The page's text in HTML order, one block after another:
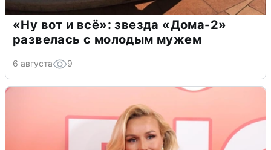
«Ну вот и всё»: звезда «Дома-2»
развелась с молодым мужем
6 августа 9